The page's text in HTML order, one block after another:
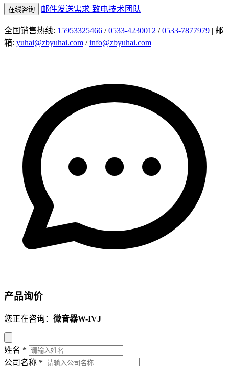
在线咨询 邮件发送需求 致电技术团队
全国销售热线: 15953325466 /0533-4230012 /0533-7877979 | 邮
箱: yuhai@zbyuhai.com /info@zbyuhai.com
产品询价
您正在咨询： 微音器W-IVJ
姓名 *
公司名称 *